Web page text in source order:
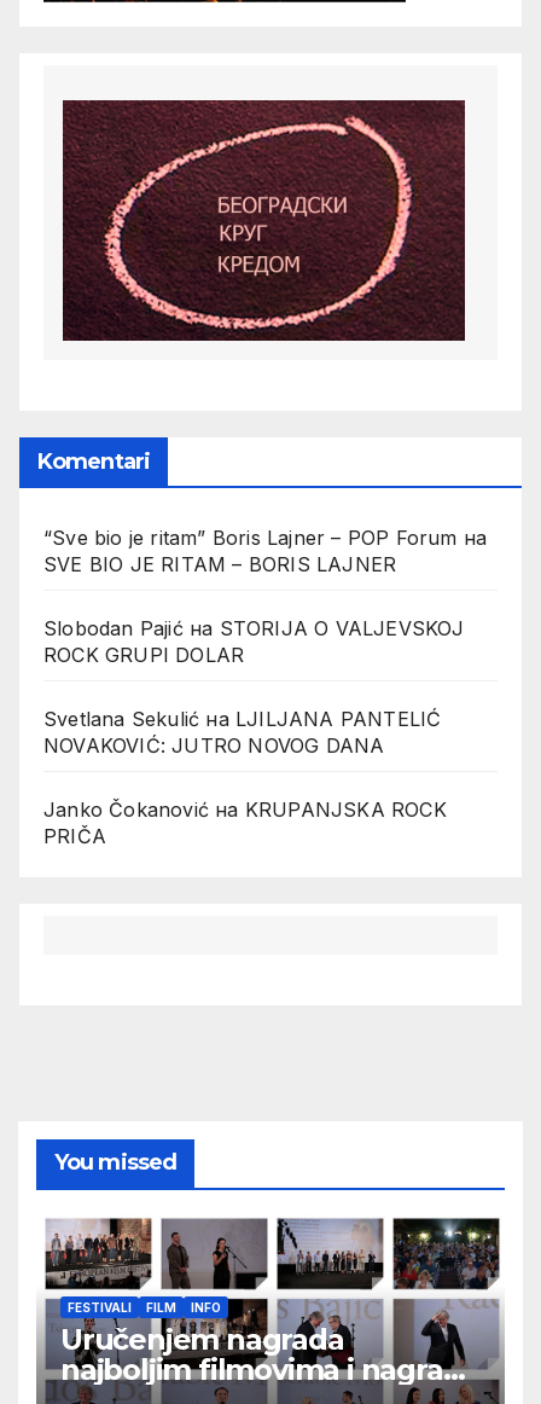
Komentari
“Sve bio je ritam” Boris Lajner – POP Forum на
SVE BIO JE RITAM – BORIS LAJNER
Slobodan Pajićна STORIJA O VALJEVSKOJ
ROCK GRUPI DOLAR
Svetlana Sekulić на LJILJANA PANTELIĆ
NOVAKOVIĆ: JUTRO NOVOG DANA
Janko Čokanović на KRUPANJSKA ROCK
PRIČA
You missed
FESTIVALI FILM INFO
Uručenjem nagrada
najboljim filmovima i nagrade